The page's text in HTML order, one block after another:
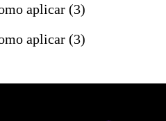
aplicar (3)
aplicar (3)